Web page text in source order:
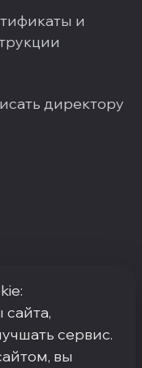
и
директору
Нижняя
сервис.
вы